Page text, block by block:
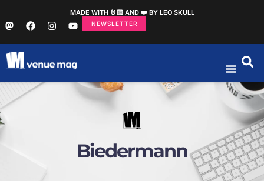
MADE WITH 🤘🏻 AND ❤️ BY LEO SKULL
NEWSLETTER
Biedermann